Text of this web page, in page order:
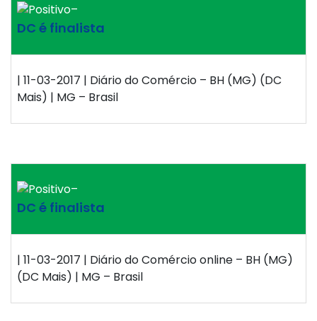
–
DC é finalista
| 11-03-2017 | Diário do Comércio – BH (MG) (DC
Mais) | MG – Brasil
–
DC é finalista
| 11-03-2017 | Diário do Comércio online – BH (MG)
(DC Mais) | MG – Brasil